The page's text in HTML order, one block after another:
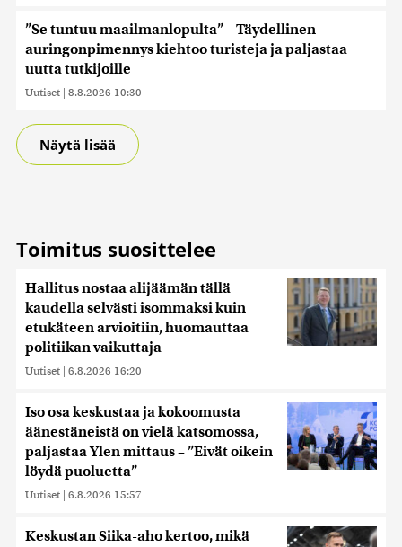
”Se tuntuu maailmanlopulta” – Täydellinen
auringonpimennys kiehtoo turisteja ja paljastaa
uutta tutkijoille
Uutiset | 8.8.2026 10:30
Näytä lisää
Toimitus suosittelee
Hallitus nostaa alijäämän tällä
kaudella selvästi isommaksi kuin
etukäteen arvioitiin, huomauttaa
politiikan vaikuttaja
Uutiset | 6.8.2026 16:20
Iso osa keskustaa ja kokoomusta
äänestäneistä on vielä katsomossa,
paljastaa Ylen mittaus – ”Eivät oikein
löydä puoluetta”
Uutiset | 6.8.2026 15:57
Keskustan Siika-aho kertoo, mikä